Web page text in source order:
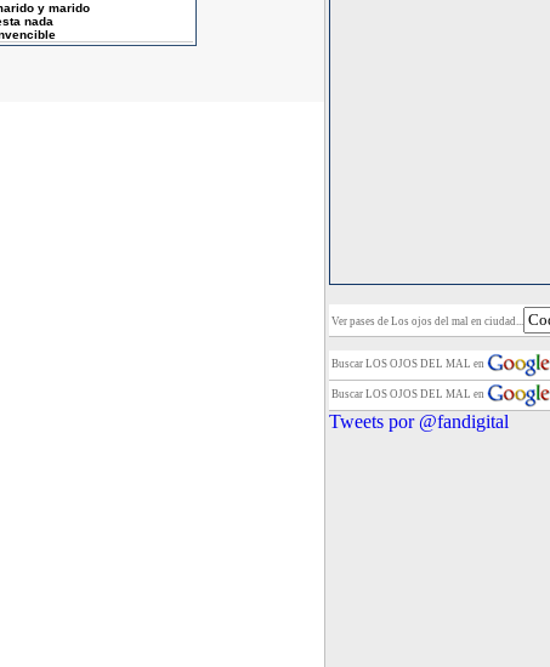
y marido
nada
Ver pases de Los ojos del mal en ciudad...
Buscar LOS OJOS DEL MAL en
Buscar LOS OJOS DEL MAL en
Tweets por @fandigital